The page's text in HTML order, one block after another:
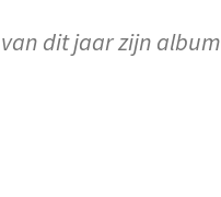
dit jaar zijn album